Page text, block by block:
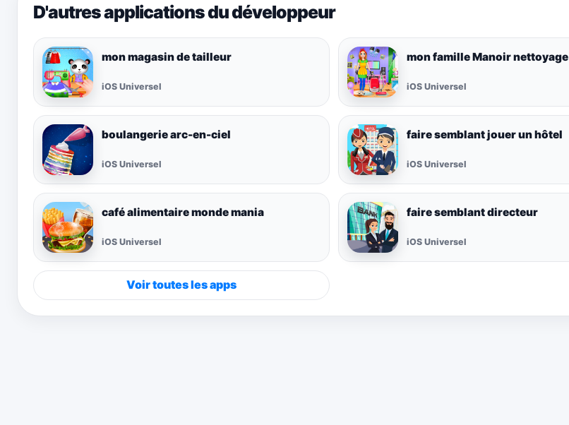
D'autres applications du développeur
mon magasin de tailleur
iOS Universel
mon famille Manoir nettoyage
iOS Universel
boulangerie arc-en-ciel
iOS Universel
faire semblant jouer un hôtel
iOS Universel
café alimentaire monde mania
iOS Universel
faire semblant directeur
iOS Universel
Voir toutes les apps